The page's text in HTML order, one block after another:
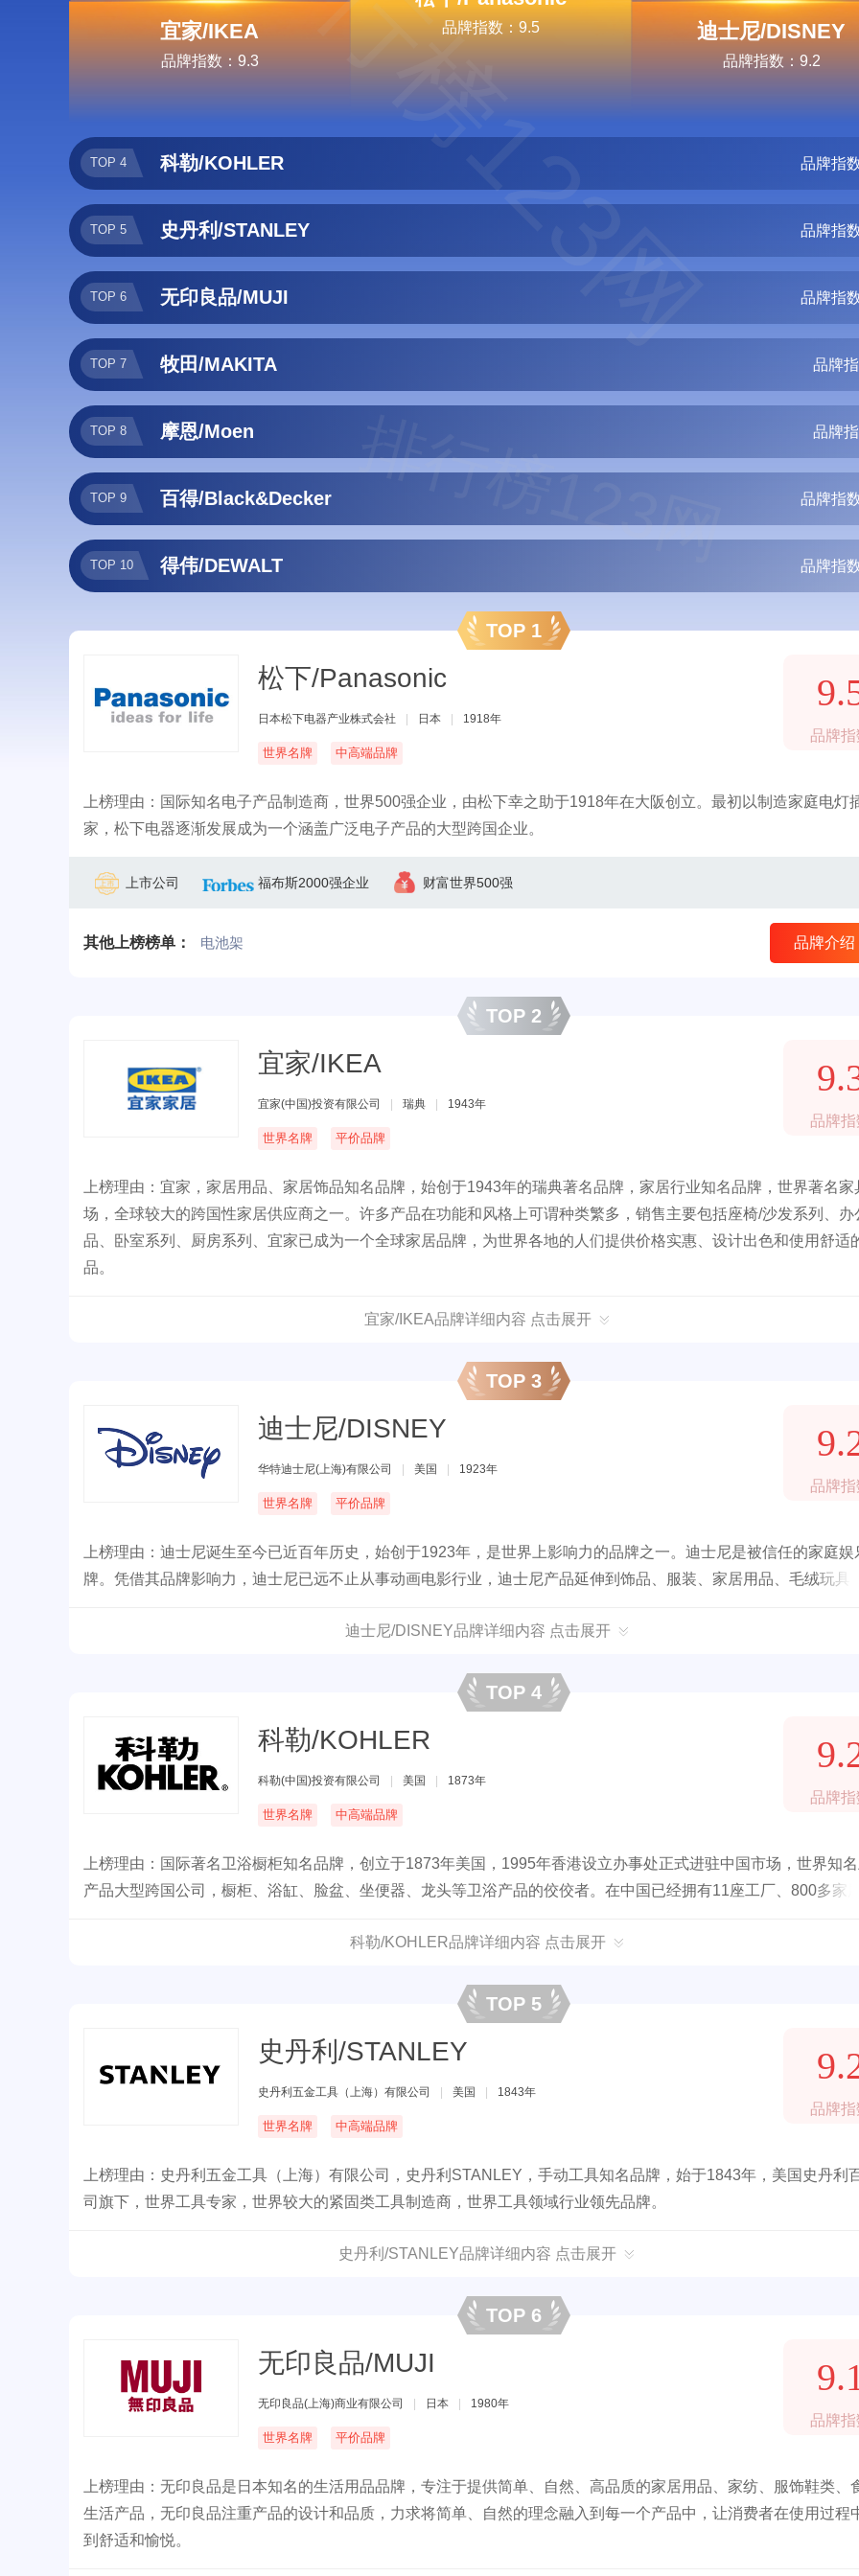
宜家/IKEA
品牌指数：9.3
品牌指数：9.5 迪士尼/DISNEY
品牌指数：9.2
TOP 4 科勒/KOHLER 品牌指
TOP 5 史丹利/STANLEY 品牌指
TOP 6 无印良品/MUJI 品牌指
TOP 7 牧田/MAKITA 品牌
TOP 8 摩恩/Moen 品牌
TOP 9 百得/Black&Decker 品牌指
TOP 10 得伟/DEWALT 品牌指
TOP 1
松下/Panasonic
日本松下电器产业株式会社 日本 1918年
世界名牌 中高端品牌
品牌指
上榜理由：国际知名电子产品制造商，世界500强企业，由松下幸之助于1918年在大阪创立。最初以制造家庭电灯
家，松下电器逐渐发展成为一个涵盖广泛电子产品的大型跨国企业。
上市公司 福布斯2000强企业 财富世界500强
其他上榜榜单： 电池架 品牌介绍
TOP 2
宜家/IKEA
宜家(中国)投资有限公司 瑞典 1943年
世界名牌 平价品牌
品牌指
上榜理由：宜家，家居用品、家居饰品知名品牌，始创于1943年的瑞典著名品牌，家居行业知名品牌，世界著名家
场，全球较大的跨国性家居供应商之一。许多产品在功能和风格上可谓种类繁多，销售主要包括座椅/沙发系列、办
品、卧室系列、厨房系列、宜家已成为一个全球家居品牌，为世界各地的人们提供价格实惠、设计出色和使用舒适
品。
宜家/IKEA品牌详细内容 点击展开
TOP 3
迪士尼/DISNEY
华特迪士尼(上海)有限公司 美国 1923年
世界名牌 平价品牌
品牌指
上榜理由：迪士尼诞生至今已近百年历史，始创于1923年，是世界上影响力的品牌之一。迪士尼是被信任的家庭娱
牌。凭借其品牌影响力，迪士尼已远不止从事动画电影行业，迪士尼产品延伸到饰品、服装、家居用品、毛绒玩具
迪士尼/DISNEY品牌详细内容 点击展开
TOP 4
科勒/KOHLER
科勒(中国)投资有限公司 美国 1873年
世界名牌 中高端品牌
品牌指
上榜理由：国际著名卫浴橱柜知名品牌，创立于1873年美国，1995年香港设立办事处正式进驻中国市场，世界知
产品大型跨国公司，橱柜、浴缸、脸盆、坐便器、龙头等卫浴产品的佼佼者。在中国已经拥有11座工厂、800多家
科勒/KOHLER品牌详细内容 点击展开
TOP 5
史丹利/STANLEY
史丹利五金工具（上海）有限公司 美国 1843年
世界名牌 中高端品牌
品牌指
上榜理由：史丹利五金工具（上海）有限公司，史丹利STANLEY，手动工具知名品牌，始于1843年，美国史丹利
司旗下，世界工具专家，世界较大的紧固类工具制造商，世界工具领域行业领先品牌。
史丹利/STANLEY品牌详细内容 点击展开
TOP 6
无印良品/MUJI
无印良品(上海)商业有限公司 日本 1980年
世界名牌 平价品牌
品牌指
上榜理由：无印良品是日本知名的生活用品品牌，专注于提供简单、自然、高品质的家居用品、家纺、服饰鞋类、
生活产品，无印良品注重产品的设计和品质，力求将简单、自然的理念融入到每一个产品中，让消费者在使用过程
到舒适和愉悦。
排行榜123网
排行榜123网